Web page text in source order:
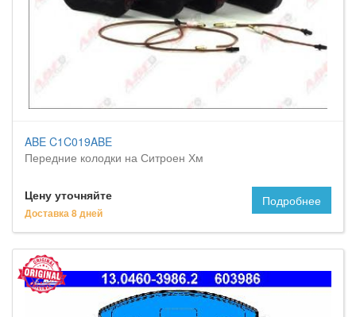
ABE C1C019ABE
Передние колодки на Ситроен Хм
Цену уточняйте
Доставка 8 дней
Подробнее